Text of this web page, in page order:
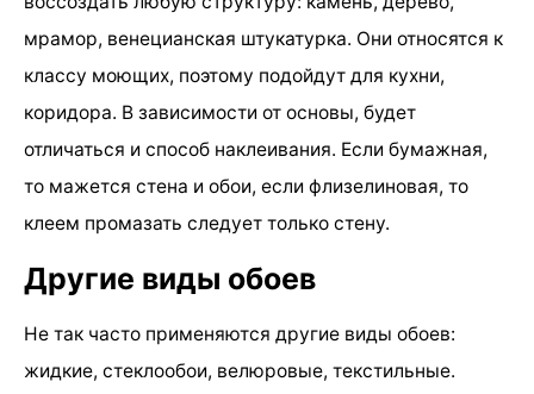
мрамор, венецианская штукатурка. Они относятся к
классу моющих, поэтому подойдут для кухни,
коридора. В зависимости от основы, будет
отличаться и способ наклеивания. Если бумажная,
то мажется стена и обои, если флизелиновая, то
клеем промазать следует только стену.
Другие виды обоев
Не так часто применяются другие виды обоев:
жидкие, стеклообои, велюровые, текстильные.